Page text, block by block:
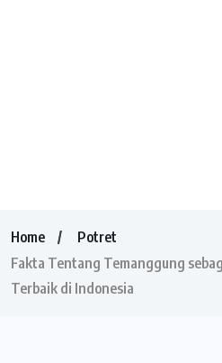
Home
Potret
Fakta Tentang Temanggung
Terbaik di Indonesia